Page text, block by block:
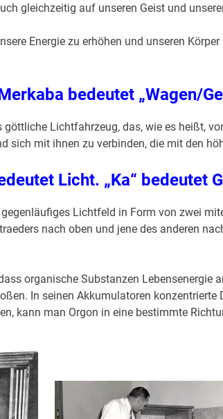
gleichzeitig auf unseren Geist und
Energie zu erhöhen und unseren
bedeutet „Wagen/
göttliche Lichtfahrzeug, das, wie es heißt,
sich mit ihnen zu verbinden, die mit den
Licht. „Ka“ bedeutet
Lichtfeld in Form von zwei
nach oben und jene des anderen
organische Substanzen Lebensenergie
In seinen Akkumulatoren konzentrierte
kann man Orgon in eine bestimmte